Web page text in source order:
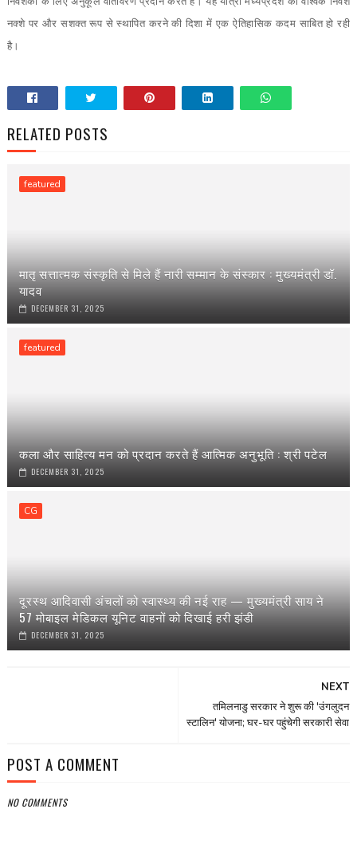
नक्शे पर और सशक्त रूप से स्थापित करने की दिशा में एक ऐतिहासिक कदम साबित हो रही
है।
RELATED POSTS
featured
मातृ सत्तात्मक संस्कृति से मिले हैं नारी सम्मान के संस्कार : मुख्यमंत्री डॉ.
यादव
DECEMBER 31, 2025
featured
कला और साहित्य मन को प्रदान करते हैं आत्मिक अनुभूति : श्री पटेल
DECEMBER 31, 2025
CG
दूरस्थ आदिवासी अंचलों को स्वास्थ्य की नई राह — मुख्यमंत्री साय ने
57 मोबाइल मेडिकल यूनिट वाहनों को दिखाई हरी झंडी
DECEMBER 31, 2025
NEXT
तमिलनाडु सरकार ने शुरू की 'उंगलुदन
स्टालिन' योजना; घर-घर पहुंचेगी सरकारी सेवा
POST A COMMENT
NO COMMENTS